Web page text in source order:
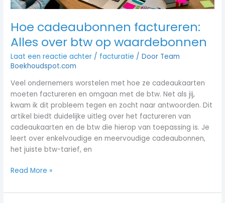
Hoe cadeaubonnen factureren:
Alles over btw op waardebonnen
Laat een reactie achter / facturatie / Door Team
Boekhoudspot.com
Veel ondernemers worstelen met hoe ze cadeaukaarten
moeten factureren en omgaan met de btw. Net als jij,
kwam ik dit probleem tegen en zocht naar antwoorden. Dit
artikel biedt duidelijke uitleg over het factureren van
cadeaukaarten en de btw die hierop van toepassing is. Je
leert over enkelvoudige en meervoudige cadeaubonnen,
het juiste btw-tarief, en
Read More »